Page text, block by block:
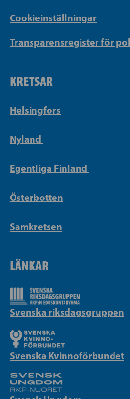
Cookieinställningar
Transparensregister för
KRETSAR
Helsingfors
Nyland
Egentliga Finland
Österbotten
Samkretsen
LÄNKAR
Svenska riksdagsgruppen
Svenska Kvinnoförbundet